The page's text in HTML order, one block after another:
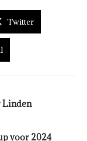
Twitter
Linden
voor 2024